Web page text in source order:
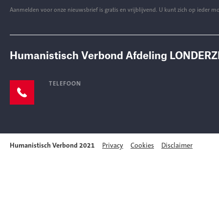
Aanmelden voor onze nieuwsbrief is gratis en vrijblijvend. U kunt zich op ieder
Humanistisch Verbond Afdeling
TELEFOON
Humanistisch Verbond 2021 Privacy Cookies Disclaimer